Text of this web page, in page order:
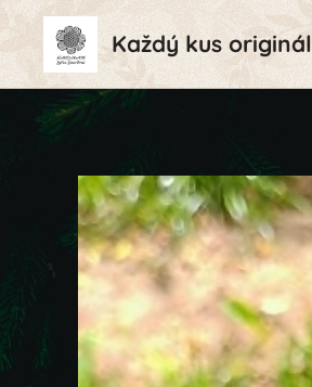
Každý kus originál